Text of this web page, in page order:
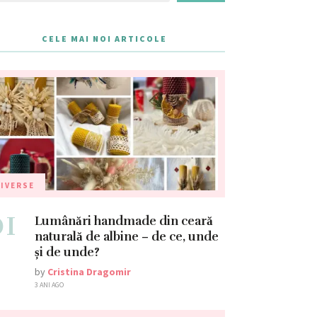
CELE MAI NOI ARTICOLE
Lumânări handmade din ceară
naturală de albine – de ce, unde
și de unde?
by Cristina Dragomir
3 ANI AGO